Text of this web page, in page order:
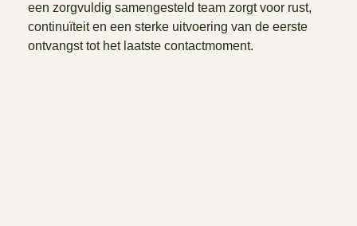
een zorgvuldig samengesteld team zorgt voor rust,
continuïteit en een sterke uitvoering van de eerste
ontvangst tot het laatste contactmoment.